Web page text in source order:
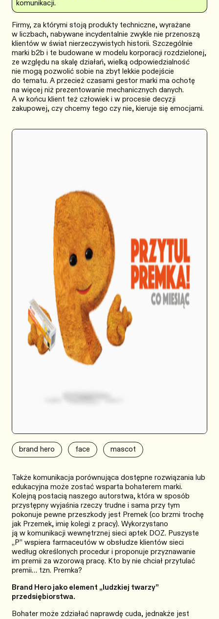
komunikacji.
Firmy, za którymi stoją produkty techniczne, wyrażane
w liczbach, nabywane incydentalnie zwykle nie przenoszą
klientów w świat nierzeczywistych historii. Szczególnie
marki b2b i te budowane w modelu korporacji rozdzielonej,
ze względu na skalę działań, wielką odpowiedzialność
nie mogą pozwolić sobie na zbyt lekkie podejście
do tematu. A przecież czasami gestor marki ma ochotę
na więcej niż prezentowanie mechanicznych danych.
A w końcu klient też człowiek i w procesie decyzji
zakupowej, czy chcemy tego czy nie, kieruje się emocjami.
brand hero face mascot
Także komunikacja porównująca dostępne rozwiązania lub
edukacyjna może zostać wsparta bohaterem marki.
Kolejną postacią naszego autorstwa, która w sposób
przystępny wyjaśnia rzeczy trudne i sama przy tym
pokonuje pewne przeszkody jest Premek (co brzmi trochę
jak Przemek, imię kolegi z pracy). Wykorzystano
ją w komunikacji wewnętrznej sieci aptek DOZ. Puszyste
„P” wspiera farmaceutów w obsłudze klientów sieci
według określonych procedur i proponuje przyznawanie
im premii za wzorową pracę. Kto by nie chciał przytulać
premii… tzn. Premka?
Brand Hero jako element „ludzkiej twarzy”
przedsiębiorstwa.
Bohater może zdziałać naprawdę cuda, jednakże jest